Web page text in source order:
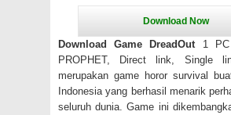
Download Game DreadOut 1 PC
PROPHET, Direct link, Single
merupakan game horor survival
Indonesia yang berhasil menarik
seluruh dunia. Game ini